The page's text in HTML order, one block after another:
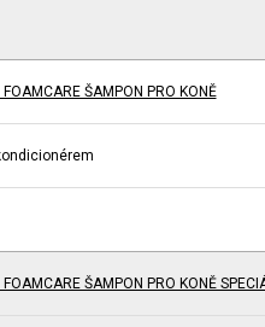
FOAMCARE ŠAMPON PRO KONĚ
ŠAMPON PRO KONĚ